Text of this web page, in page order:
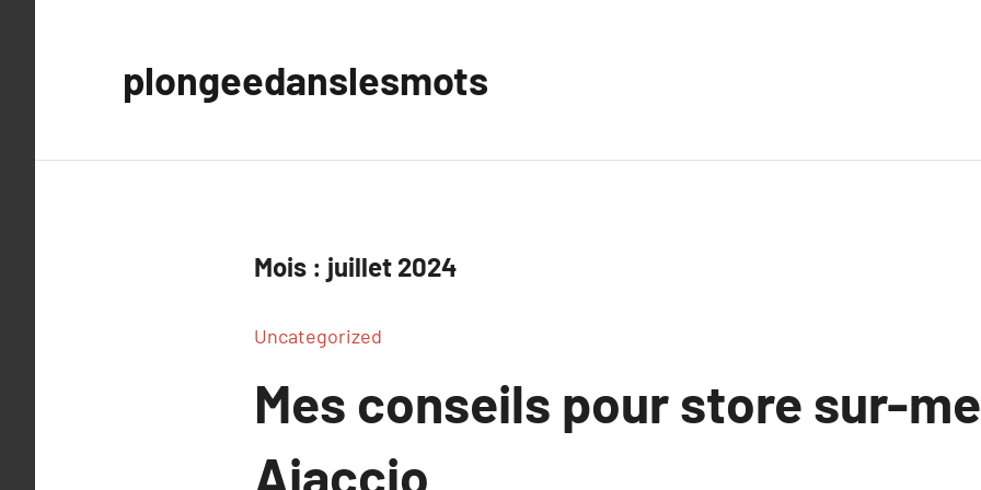
plongeedanslesmots
Mois : juillet 2024
Uncategorized
Mes conseils pour store sur-
Ajaccio